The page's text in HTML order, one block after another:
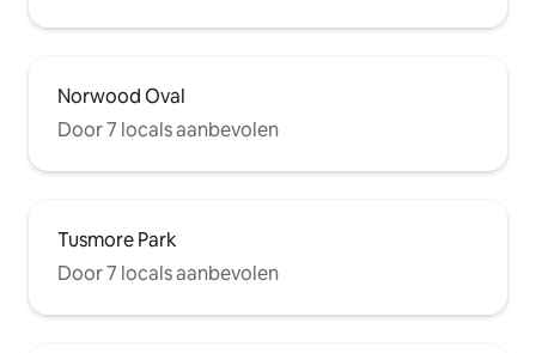
Norwood Oval
Door 7 locals aanbevolen
Tusmore Park
Door 7 locals aanbevolen